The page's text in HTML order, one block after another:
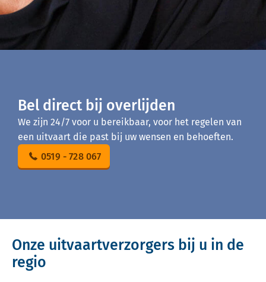
Bel direct bij overlijden
We zijn 24/7 voor u bereikbaar, voor het regelen van
een uitvaart die past bij uw wensen en behoeften.
0519 - 728 067
Onze uitvaartverzorgers bij u in de
regio